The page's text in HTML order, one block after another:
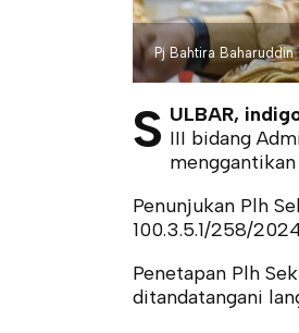
Pj Bahtira Baharuddin
S ULBAR,
III bidang
Penunjukan Plh
100.3.5.1/258/
Penetapan Plh
ditandatangani